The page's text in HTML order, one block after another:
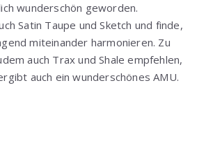
wunderschön geworden.
Satin Taupe und Sketch und finde,
miteinander harmonieren. Zu
auch Trax und Shale empfehlen,
auch ein wunderschönes AMU.